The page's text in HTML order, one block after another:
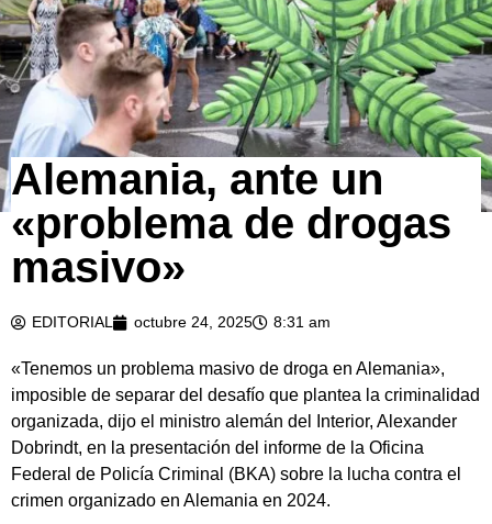
Alemania, ante un
«problema de drogas
masivo»
EDITORIAL octubre 24, 2025 8:31 am
«Tenemos un problema masivo de droga en Alemania»,
imposible de separar del desafío que plantea la criminalidad
organizada, dijo el ministro alemán del Interior, Alexander
Dobrindt, en la presentación del informe de la Oficina
Federal de Policía Criminal (BKA) sobre la lucha contra el
crimen organizado en Alemania en 2024.